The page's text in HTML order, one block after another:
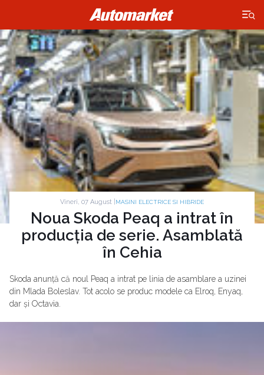
×
Vineri, 07 August | MASINI ELECTRICE SI HIBRIDE
Noua Skoda Peaq a intrat în
producția de serie. Asamblată
în Cehia
Skoda anunță că noul Peaq a intrat pe linia de asamblare a uzinei
din Mlada Boleslav. Tot acolo se produc modele ca Elroq, Enyaq,
dar și Octavia.